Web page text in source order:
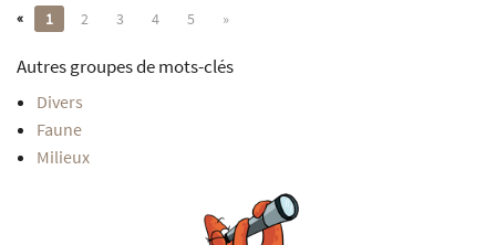
« 1 2 3 4 5 »
Autres groupes de mots-clés
Divers
Faune
Milieux